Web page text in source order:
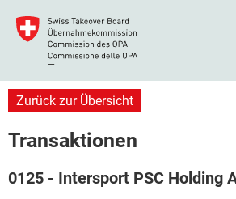
Zurück zur Übersicht
Transaktionen
0125 - Intersport PSC Holding